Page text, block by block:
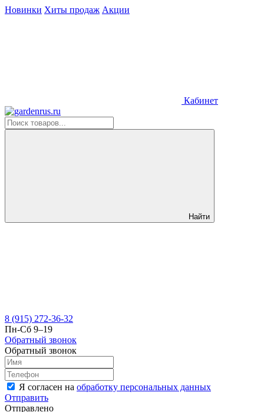
Новинки Хиты продаж Акции
Кабинет
Найти
8 (915) 272-36-32
Пн-Сб 9–19
Обратный звонок
Обратный звонок
Я согласен на обработку персональных данных
Отправить
Отправлено